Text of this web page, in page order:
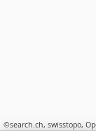
©search.ch, swisstopo,